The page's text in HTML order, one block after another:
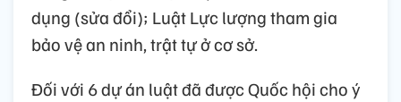
dụng (sửa đổi); Luật Lực lượng tham gia
bảo vệ an ninh, trật tự ở cơ sở.
Đối với 6 dự án luật đã được Quốc hội cho ý